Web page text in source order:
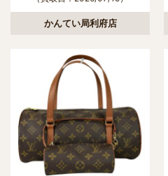
かんてい局利府店